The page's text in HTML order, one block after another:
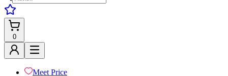
0
Meet Price